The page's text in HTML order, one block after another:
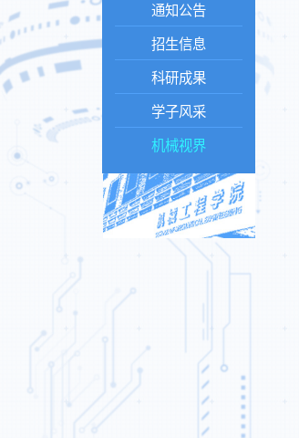
通知公告
招生信息
科研成果
学子风采
机械视界